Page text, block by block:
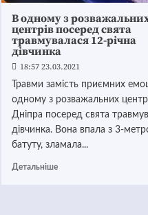
В одному з
центрів посеред свята
травмувалася 12-річна
дівчинка
18:57 23.03.2021
Травми замість приємних
одному з розважальних
Дніпра посеред свята
дівчинка. Вона впала з 3-
батуту, зламала...
Детальніше